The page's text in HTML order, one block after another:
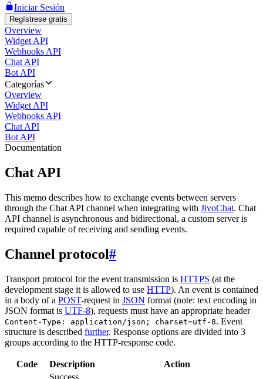
Iniciar Sesión
Regístrese gratis
Overview
Widget API
Webhooks API
Chat API
Bot API
Categorías
Overview
Widget API
Webhooks API
Chat API
Bot API
Documentation
Chat API
This memo describes how to exchange events between servers
through the Chat API channel when integrating with JivoChat. Chat
API channel is asynchronous and bidirectional, a custom server is
required capable of receiving and sending events.
Channel protocol#
Transport protocol for the event transmission is HTTPS (at the
development stage it is allowed to use HTTP). An event is contained
in a body of a POST-request in JSON format (note: text encoding in
JSON format is UTF-8), requests must have an appropriate header
Content-Type: application/json; charset=utf-8. Event
structure is described further. Response options are divided into 3
groups according to the HTTP-response code.
Code Description Action
Success.